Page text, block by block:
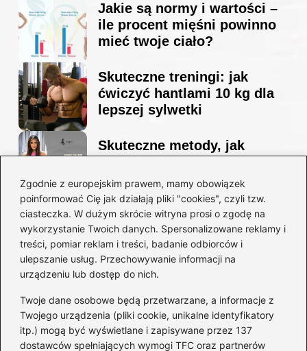
Zgodnie z europejskim prawem, mamy obowiązek
poinformować Cię jak działają pliki "cookies", czyli tzw.
ciasteczka. W dużym skrócie witryna prosi o zgodę na
wykorzystanie Twoich danych. Spersonalizowane reklamy i
treści, pomiar reklam i treści, badanie odbiorców i
ulepszanie usług. Przechowywanie informacji na
urządzeniu lub dostęp do nich.
Twoje dane osobowe będą przetwarzane, a informacje z
Twojego urządzenia (pliki cookie, unikalne identyfikatory
itp.) mogą być wyświetlane i zapisywane przez 137
dostawców spełniających wymogi TFC oraz partnerów
Jakie są normy i wartości –
ile procent mięśni powinno
mieć twoje ciało?
Skuteczne treningi: jak
ćwiczyć hantlami 10 kg dla
lepszej sylwetki
Skuteczne metody, jak
sylwetkę w zaledwie 90 dni
Idealny garnitur: jak dobrać
go do swojej sylwetki?
Kategorie
Dieta i kalorie(221)